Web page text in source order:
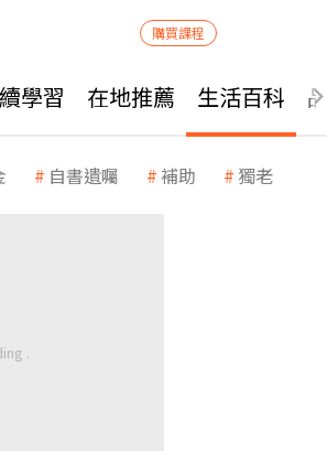
購買課程
學習 在地推薦 生活百科
自書遺囑 補助 獨老